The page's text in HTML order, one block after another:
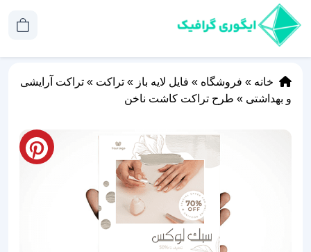
خانه » فروشگاه » فایل لایه باز » تراکت » تراکت آرایشی
و بهداشتی » طرح تراکت کاشت ناخن